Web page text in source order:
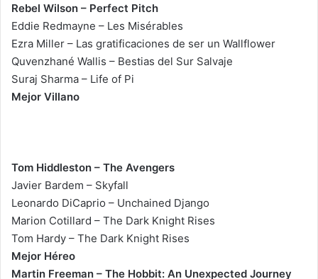
Rebel Wilson – Perfect Pitch
Eddie Redmayne – Les Misérables
Ezra Miller – Las gratificaciones de ser un Wallflower
Quvenzhané Wallis – Bestias del Sur Salvaje
Suraj Sharma – Life of Pi
Mejor Villano
Tom Hiddleston – The Avengers
Javier Bardem – Skyfall
Leonardo DiCaprio – Unchained Django
Marion Cotillard – The Dark Knight Rises
Tom Hardy – The Dark Knight Rises
Mejor Héreo
Martin Freeman – The Hobbit: An Unexpected Journey